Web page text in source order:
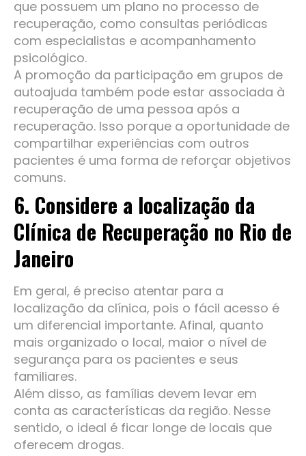
que possuem um plano no processo de
recuperação, como consultas periódicas
com especialistas e acompanhamento
psicológico.
A promoção da participação em grupos de
autoajuda também pode estar associada à
recuperação de uma pessoa após a
recuperação. Isso porque a oportunidade de
compartilhar experiências com outros
pacientes é uma forma de reforçar objetivos
comuns.
6. Considere a localização da
Clínica de Recuperação no Rio de
Janeiro
Em geral, é preciso atentar para a
localização da clínica, pois o fácil acesso é
um diferencial importante. Afinal, quanto
mais organizado o local, maior o nível de
segurança para os pacientes e seus
familiares.
Além disso, as famílias devem levar em
conta as características da região. Nesse
sentido, o ideal é ficar longe de locais que
oferecem drogas.